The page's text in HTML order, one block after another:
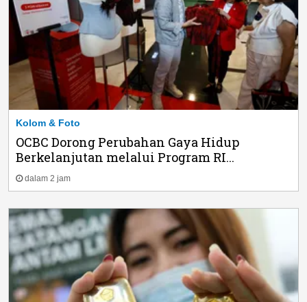
Kolom & Foto
OCBC Dorong Perubahan Gaya Hidup
Berkelanjutan melalui Program RI...
dalam 2 jam